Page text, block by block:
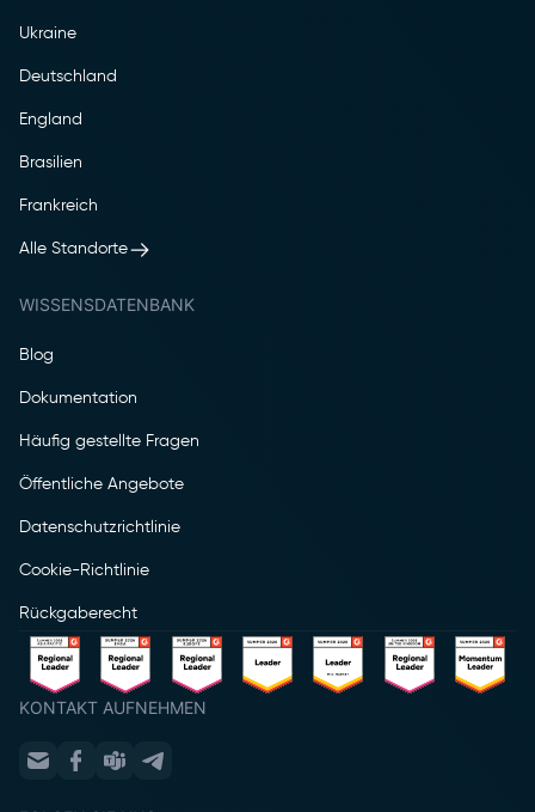
Ukraine
Deutschland
England
Brasilien
Frankreich
Alle Standorte
WISSENSDATENBANK
Blog
Dokumentation
Häufig gestellte Fragen
Öffentliche Angebote
Datenschutzrichtlinie
Cookie-Richtlinie
Rückgaberecht
KONTAKT AUFNEHMEN